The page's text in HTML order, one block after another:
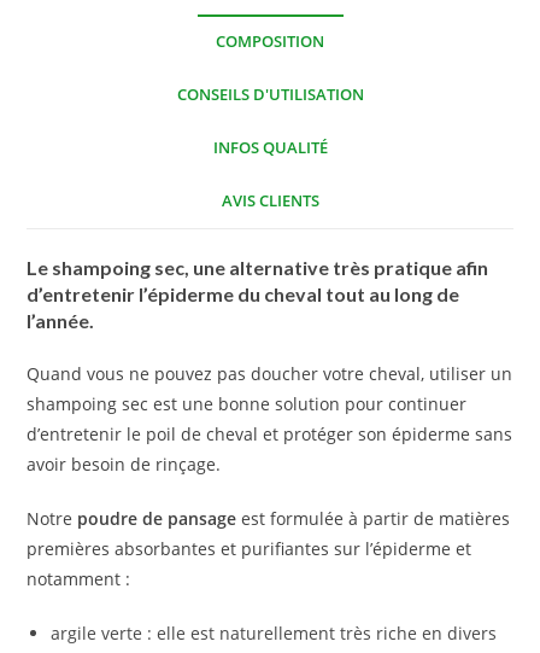
COMPOSITION
CONSEILS D'UTILISATION
INFOS QUALITÉ
AVIS CLIENTS
Le shampoing sec, une alternative très pratique afin
d’entretenir l’épiderme du cheval tout au long de
l’année.
Quand vous ne pouvez pas doucher votre cheval, utiliser un
shampoing sec est une bonne solution pour continuer
d’entretenir le poil de cheval et protéger son épiderme sans
avoir besoin de rinçage.
Notre poudre de pansage est formulée à partir de matières
premières absorbantes et purifiantes sur l’épiderme et
notamment :
argile verte : elle est naturellement très riche en divers